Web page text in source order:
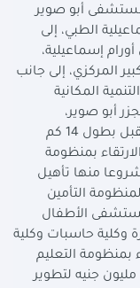
أبو صوير
الطبي، إلى
إسماعيلية،
المركزي، إلى جانب
التنمية المكانية
أبو صوير،
استكمال رصف طرق بمدينة المستقبل بطول 14 كم
بمنظومة
العالي“ من خلال تنفيذ 14 مشروعا منها تأهيل
التأمين
الأطفال
وكلية حاسبات وكلية
بمنظومة التعليم
قبل الجامعي" من خلال توجيه 422.5 مليون جنيه لتطوير